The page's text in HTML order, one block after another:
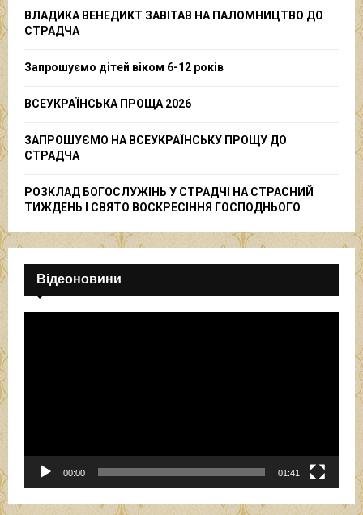
r
ВЛАДИКА ВЕНЕДИКТ ЗАВІТАВ НА ПАЛОМНИЦТВО ДО
СТРАДЧА
Запрошуємо дітей віком 6-12 років
ВСЕУКРАЇНСЬКА ПРОЩА 2026
ЗАПРОШУЄМО НА ВСЕУКРАЇНСЬКУ ПРОЩУ ДО
СТРАДЧА
РОЗКЛАД БОГОСЛУЖІНЬ У СТРАДЧІ НА СТРАСНИЙ
ТИЖДЕНЬ І СВЯТО ВОСКРЕСІННЯ ГОСПОДНЬОГО
Відеоновини
г
а
в
00:00 01:41